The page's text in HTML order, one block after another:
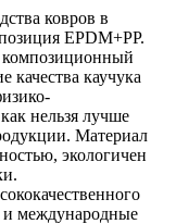
ковров в
EPDM+PP.
качества каучука
нельзя лучше
Материал
экологичен
и международные